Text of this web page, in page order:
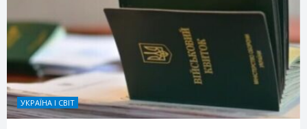
УКРАЇНА І СВІТ